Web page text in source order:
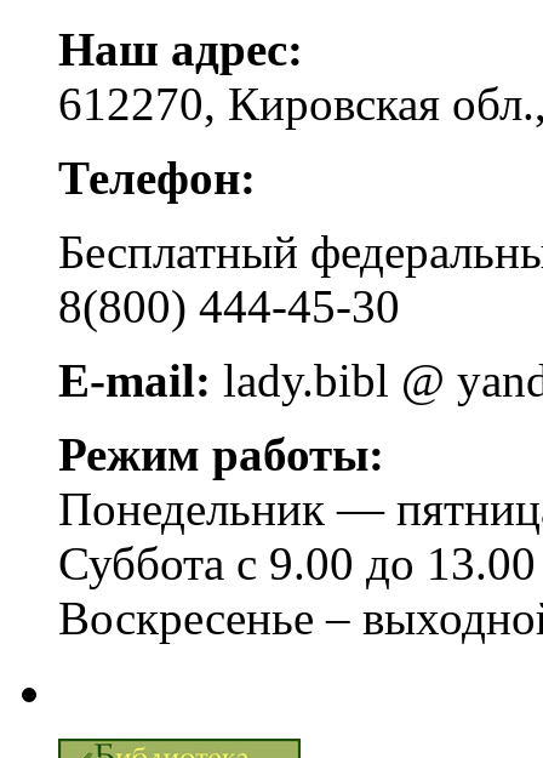
Наш адрес:
612270, Кировская
Телефон:
Бесплатный
8(800) 444-45-30
E-mail: lady.bibl @
Режим работы:
Понедельник —
Суббота с 9.00 до 13.00
Воскресенье –